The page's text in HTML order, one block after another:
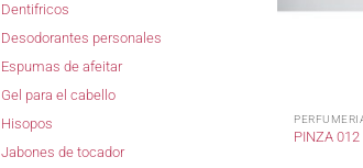
Dentifricos
Desodorantes personales
Espumas de afeitar
Gel para el cabello
Hisopos
Jabones de tocador
PINZA 012